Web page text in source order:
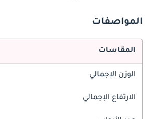
المواصفات
المقاسات
الوزن الإجمالي
الارتفاع الإجمالي